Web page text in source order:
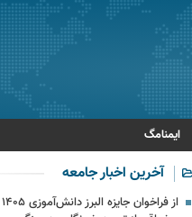
ایمنامگ
آخرین اخبار جامعه